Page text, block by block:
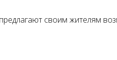
своим жителям